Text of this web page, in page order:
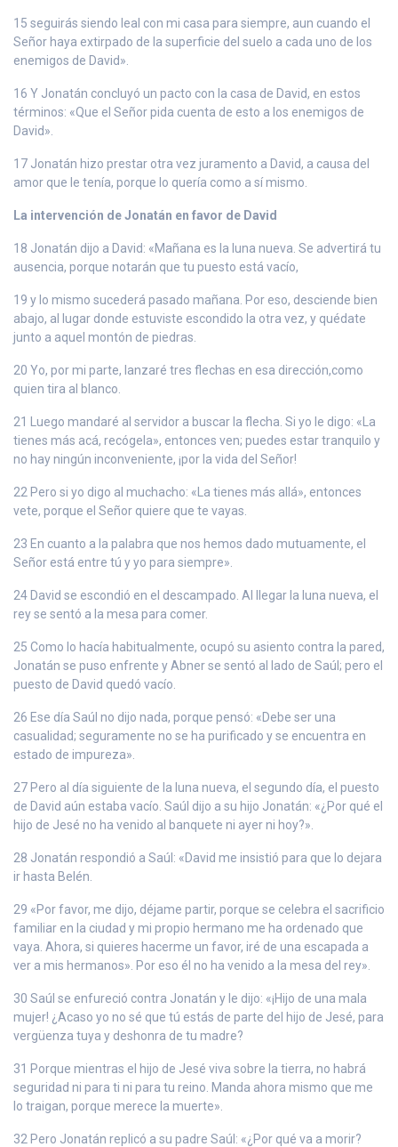
15 seguirás siendo leal con mi casa para siempre, aun cuando el
Señor haya extirpado de la superficie del suelo a cada uno de los
enemigos de David».
16 Y Jonatán concluyó un pacto con la casa de David, en estos
términos: «Que el Señor pida cuenta de esto a los enemigos de
David».
17 Jonatán hizo prestar otra vez juramento a David, a causa del
amor que le tenía, porque lo quería como a sí mismo.
La intervención de Jonatán en favor de David
18 Jonatán dijo a David: «Mañana es la luna nueva. Se advertirá tu
ausencia, porque notarán que tu puesto está vacío,
19 y lo mismo sucederá pasado mañana. Por eso, desciende bien
abajo, al lugar donde estuviste escondido la otra vez, y quédate
junto a aquel montón de piedras.
20 Yo, por mi parte, lanzaré tres flechas en esa dirección,como
quien tira al blanco.
21 Luego mandaré al servidor a buscar la flecha. Si yo le digo: «La
tienes más acá, recógela», entonces ven; puedes estar tranquilo y
no hay ningún inconveniente, ¡por la vida del Señor!
22 Pero si yo digo al muchacho: «La tienes más allá», entonces
vete, porque el Señor quiere que te vayas.
23 En cuanto a la palabra que nos hemos dado mutuamente, el
Señor está entre tú y yo para siempre».
24 David se escondió en el descampado. Al llegar la luna nueva, el
rey se sentó a la mesa para comer.
25 Como lo hacía habitualmente, ocupó su asiento contra la pared,
Jonatán se puso enfrente y Abner se sentó al lado de Saúl; pero el
puesto de David quedó vacío.
26 Ese día Saúl no dijo nada, porque pensó: «Debe ser una
casualidad; seguramente no se ha purificado y se encuentra en
estado de impureza».
27 Pero al día siguiente de la luna nueva, el segundo día, el puesto
de David aún estaba vacío. Saúl dijo a su hijo Jonatán: «¿Por qué el
hijo de Jesé no ha venido al banquete ni ayer ni hoy?».
28 Jonatán respondió a Saúl: «David me insistió para que lo dejara
ir hasta Belén.
29 «Por favor, me dijo, déjame partir, porque se celebra el sacrificio
familiar en la ciudad y mi propio hermano me ha ordenado que
vaya. Ahora, si quieres hacerme un favor, iré de una escapada a
ver a mis hermanos». Por eso él no ha venido a la mesa del rey».
30 Saúl se enfureció contra Jonatán y le dijo: «¡Hijo de una mala
mujer! ¿Acaso yo no sé que tú estás de parte del hijo de Jesé, para
vergüenza tuya y deshonra de tu madre?
31 Porque mientras el hijo de Jesé viva sobre la tierra, no habrá
seguridad ni para ti ni para tu reino. Manda ahora mismo que me
lo traigan, porque merece la muerte».
32 Pero Jonatán replicó a su padre Saúl: «¿Por qué va a morir?